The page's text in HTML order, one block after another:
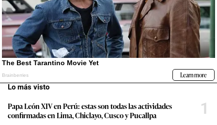
Lo más visto
Papa León XIV en Perú: estas son todas las actividades
confirmadas en Lima, Chiclayo, Cusco y Pucallpa
1